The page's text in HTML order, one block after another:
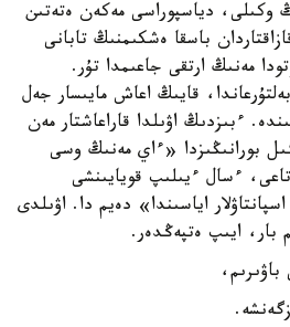
130 ۇلتتىڭ وكىلى، دياسپوراسى مەكەن ەتەتىن
باسقا ەشكىمنىڭ تابانى
مەنىڭ ارتقى جاعىمدا تۇر.
قايىڭ اعاش مايىسار جەل
ءبىزدىڭ اۋىلدا قاراعاشتار مەن
بورانىڭىزدا «ءاي مەنىڭ وسى
ءسال ءيىلىپ قويايىنشى
اياسىندا» دەيم دا. اۋىلدى
بار، ايىپ ەتپەڭدەر.